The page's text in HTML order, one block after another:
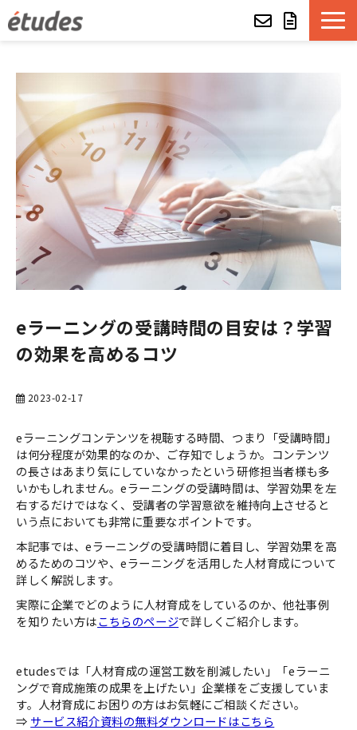
LMSの機能・特長
導入事例
eラーニング教材一覧
etudes Basket
alue e-craft
etudes Classroom
eラーニングの受講時間の目安は？学習
の効果を高めるコツ
2023-02-17
eラーニングコンテンツを視聴する時間、つまり「受講時間」
は何分程度が効果的なのか、ご存知でしょうか。コンテンツ
の長さはあまり気にしていなかったという研修担当者様も多
いかもしれません。eラーニングの受講時間は、学習効果を左
右するだけではなく、受講者の学習意欲を維持向上させると
いう点においても非常に重要なポイントです。
本記事では、eラーニングの受講時間に着目し、学習効果を高
めるためのコツや、eラーニングを活用した人材育成について
詳しく解説します。
実際に企業でどのように人材育成をしているのか、他社事例
を知りたい方はこちらのページで詳しくご紹介します。
etudesでは「人材育成の運営工数を削減したい」「eラーニ
ングで育成施策の成果を上げたい」企業様をご支援していま
す。人材育成にお困りの方はお気軽にご相談ください。
⇒ サービス紹介資料の無料ダウンロードはこちら